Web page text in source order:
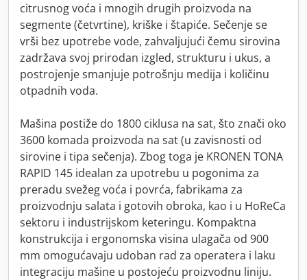
citrusnog voća i mnogih drugih proizvoda na
segmente (četvrtine), kriške i štapiće. Sečenje se
vrši bez upotrebe vode, zahvaljujući čemu sirovina
zadržava svoj prirodan izgled, strukturu i ukus, a
postrojenje smanjuje potrošnju medija i količinu
otpadnih voda.
Mašina postiže do 1800 ciklusa na sat, što znači oko
3600 komada proizvoda na sat (u zavisnosti od
sirovine i tipa sečenja). Zbog toga je KRONEN TONA
RAPID 145 idealan za upotrebu u pogonima za
preradu svežeg voća i povrća, fabrikama za
proizvodnju salata i gotovih obroka, kao i u HoReCa
sektoru i industrijskom keteringu. Kompaktna
konstrukcija i ergonomska visina ulagača od 900
mm omogućavaju udoban rad za operatera i laku
integraciju mašine u postojeću proizvodnu liniju.